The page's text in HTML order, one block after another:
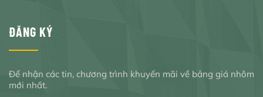
ĐĂNG KÝ
Để nhận các tin, chương trình khuyến mãi về bảng giá nhôm
mới nhất.